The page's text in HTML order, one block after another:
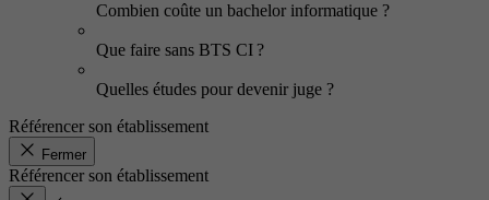
Combien coûte un bachelor informatique ?
Que faire sans BTS CI ?
Quelles études pour devenir juge ?
Référencer son établissement
Fermer
Référencer son établissement